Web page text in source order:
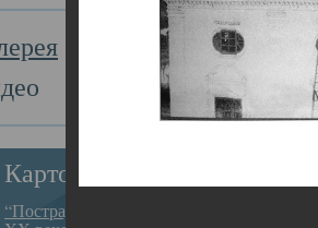
Картотека
“Пострадавшие за веру в
Главная